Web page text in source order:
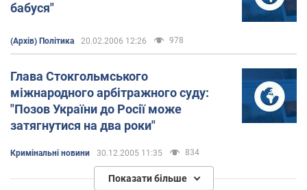
бабуся"
(Архів) Політика 20.02.2006 12:26 978
Глава Стокгольмського
міжнародного арбітражного суду:
"Позов України до Росії може
затягнутися на два роки"
Кримінальні новини 30.12.2005 11:35 834
Показати більше